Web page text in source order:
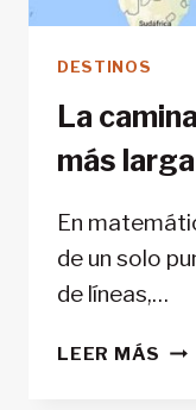
DESTINOS
La
más
En
de un solo
de líneas,…
LEER MÁS LA